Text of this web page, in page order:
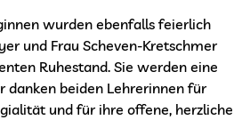
wurden ebenfalls feierlich
und Frau Scheven-Kretschmer
Ruhestand. Sie werden eine
danken beiden Lehrerinnen für
und für ihre offene, herzliche